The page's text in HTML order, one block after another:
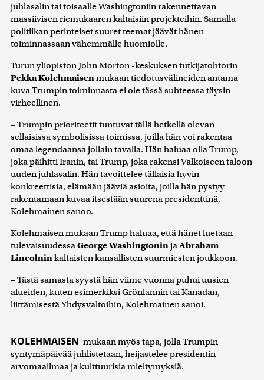
juhlasalin tai toisaalle Washingtoniin rakennettavan
massiivisen riemukaaren kaltaisiin projekteihin. Samalla
politiikan perinteiset suuret teemat jäävät hänen
toiminnassaan vähemmälle huomiolle.
Turun yliopiston John Morton -keskuksen tutkijatohtorin
Pekka Kolehmaisenmukaan tiedotusvälineiden antama
kuva Trumpin toiminnasta ei ole tässä suhteessa täysin
virheellinen.
– Trumpin prioriteetit tuntuvat tällä hetkellä olevan
sellaisissa symbolisissa toimissa, joilla hän voi rakentaa
omaa legendaansa jollain tavalla. Hän haluaa olla Trump,
joka päihitti Iranin, tai Trump, joka rakensi Valkoiseen taloon
uuden juhlasalin. Hän tavoittelee tällaisia hyvin
konkreettisia, elämään jääviä asioita, joilla hän pystyy
rakentamaan kuvaa itsestään suurena presidenttinä,
Kolehmainen sanoo.
Kolehmaisen mukaan Trump haluaa, että hänet luetaan
tulevaisuudessaGeorge WashingtoninjaAbraham
Lincolninkaltaisten kansallisten suurmiesten joukkoon.
– Tästä samasta syystä hän viime vuonna puhui uusien
alueiden, kuten esimerkiksi Grönlannin tai Kanadan,
liittämisestä Yhdysvaltoihin, Kolehmainen sanoi.
KOLEHMAISEN mukaan myös tapa, jolla Trumpin
syntymäpäivää juhlistetaan, heijastelee presidentin
arvomaailmaa ja kulttuurisia mieltymyksiä.